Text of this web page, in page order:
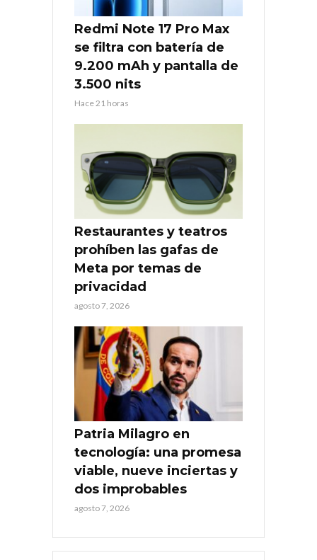
Redmi Note 17 Pro Max
se filtra con batería de
9.200 mAh y pantalla de
3.500 nits
Hace 21 horas
Restaurantes y teatros
prohíben las gafas de
Meta por temas de
privacidad
agosto 7, 2026
Patria Milagro en
tecnología: una promesa
viable, nueve inciertas y
dos improbables
agosto 7, 2026